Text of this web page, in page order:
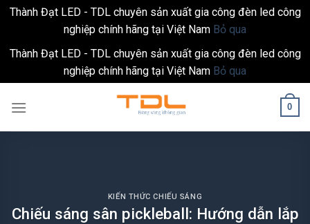
Thành Đạt LED - TDL chuyên sản xuất gia công đèn led công
nghiệp chính hãng tại Việt Nam Bỏ qua
Thành Đạt LED - TDL chuyên sản xuất gia công đèn led công
nghiệp chính hãng tại Việt Nam Bỏ qua
0
KIẾN THỨC CHIẾU SÁNG
Chiếu sáng sân pickleball: Hướng dẫn lắp